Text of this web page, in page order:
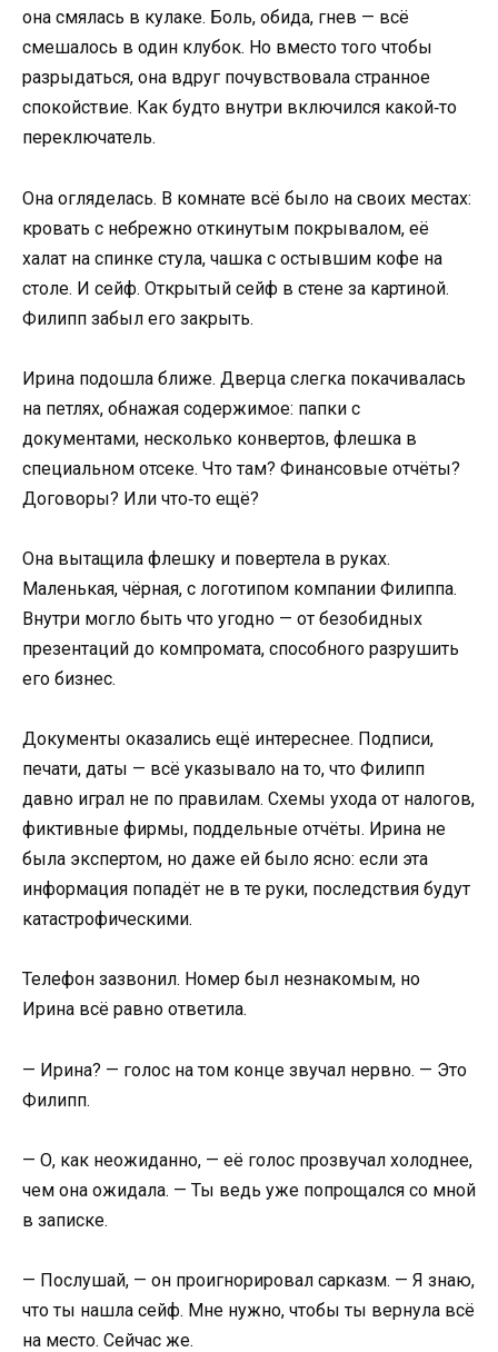
она смялась в кулаке. Боль, обида, гнев — всё
смешалось в один клубок. Но вместо того чтобы
разрыдаться, она вдруг почувствовала странное
спокойствие. Как будто внутри включился какой‑то
переключатель.
Она огляделась. В комнате всё было на своих местах:
кровать с небрежно откинутым покрывалом, её
халат на спинке стула, чашка с остывшим кофе на
столе. И сейф. Открытый сейф в стене за картиной.
Филипп забыл его закрыть.
Ирина подошла ближе. Дверца слегка покачивалась
на петлях, обнажая содержимое: папки с
документами, несколько конвертов, флешка в
специальном отсеке. Что там? Финансовые отчёты?
Договоры? Или что‑то ещё?
Она вытащила флешку и повертела в руках.
Маленькая, чёрная, с логотипом компании Филиппа.
Внутри могло быть что угодно — от безобидных
презентаций до компромата, способного разрушить
его бизнес.
Документы оказались ещё интереснее. Подписи,
печати, даты — всё указывало на то, что Филипп
давно играл не по правилам. Схемы ухода от налогов,
фиктивные фирмы, поддельные отчёты. Ирина не
была экспертом, но даже ей было ясно: если эта
информация попадёт не в те руки, последствия будут
катастрофическими.
Телефон зазвонил. Номер был незнакомым, но
Ирина всё равно ответила.
— Ирина? — голос на том конце звучал нервно. — Это
Филипп.
— О, как неожиданно, — её голос прозвучал холоднее,
чем она ожидала. — Ты ведь уже попрощался со мной
в записке.
— Послушай, — он проигнорировал сарказм. — Я знаю,
что ты нашла сейф. Мне нужно, чтобы ты вернула всё
на место. Сейчас же.